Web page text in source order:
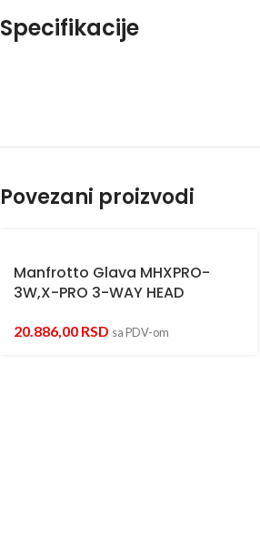
Specifikacije
Povezani proizvodi
Manfrotto Glava MHXPRO-
3W,X-PRO 3-WAY HEAD
20.886,00 RSD sa PDV-om